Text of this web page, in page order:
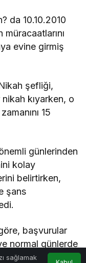
da 10.10.2010
evine girmiş
şefliği,
kıyarken, o
15
günlerinden
kolay
belirtirken,
şans
başvurular
normal günlerde
bu özel günde
sağlamak